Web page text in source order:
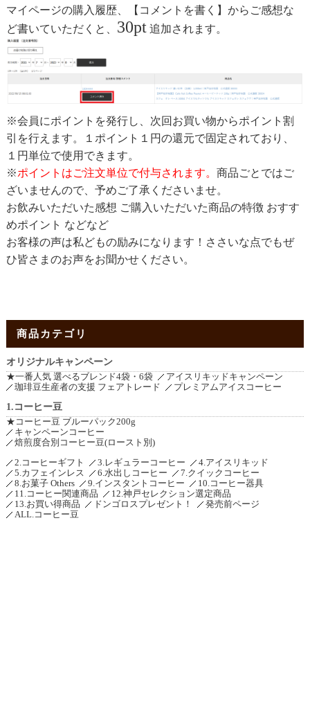
マイページの購入履歴、【コメントを書く】からご感想な
ど書いていただくと、 30pt追加されます。
※会員にポイントを発行し、次回お買い物からポイント割
引を行えます。１ポイント１円の還元で固定されており、
１円単位で使用できます。
※ポイントはご注文単位で付与されます。 商品ごとではご
ざいませんので、予めご了承くださいませ。
お飲みいただいた感想 ご購入いただいた商品の特徴 おすす
めポイント などなど
お客様の声は私どもの励みになります！ささいな点でもぜ
ひ皆さまのお声をお聞かせください。
商品カテゴリ
オリジナルキャンペーン
★一番人気 選べるブレンド4袋・6袋
アイスリキッドキャンペーン
珈琲豆生産者の支援 フェアトレード
プレミアムアイスコーヒー
1.コーヒー豆
★コーヒー豆 ブルーパック200g
キャンペーンコーヒー
焙煎度合別コーヒー豆(ロースト別)
2.コーヒーギフト
3.レギュラーコーヒー
4.アイスリキッド
5.カフェインレス
6.水出しコーヒー
7.クイックコーヒー
8.お菓子 Others
9.インスタントコーヒー
10.コーヒー器具
11.コーヒー関連商品
12.神戸セレクション選定商品
13.お買い得商品
ドンゴロスプレゼント！
発売前ページ
ALL.コーヒー豆